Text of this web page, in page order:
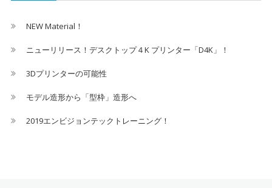
ゲ
ー
シ
ョ
ン
NEW Material！
ニューリリース！デスクトップ４K プリンター「D4K」！
3Dプリンターの可能性
モデル造形から「型枠」造形へ
2019エンビジョンテックトレーニング！